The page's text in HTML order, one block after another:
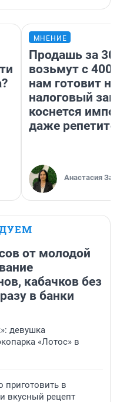
МНЕНИЕ
Продашь за
возьмут с
нам готовит
налоговый
коснется
даже
Анастасия
от молодой
кабачков без
в банки
девушка
«Лотос» в
приготовить в
вкусный рецепт